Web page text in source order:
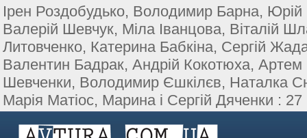
Ірен Роздобудько, Володимир Барна,
Валерій Шевчук, Міла Іванцова, Віталій
Литовченко, Катерина Бабкіна, Сергій
Валентин Бадрак, Андрій Кокотюха,
Шевченки, Володимир Єшкілєв, Наталка
Марія Матіос, Марина і Сергій Дяченки : 27